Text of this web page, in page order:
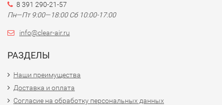
8 391 290-21-57
Пн—Пт 9:00—18:00 Сб 10:00-17:00
info@clear-air.ru
РАЗДЕЛЫ
Наши преимущества
Доставка и оплата
Согласие на обработку персональных данных